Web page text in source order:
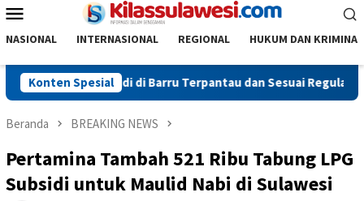
Mobile
NASIONAL INTERNASIONAL REGIONAL HUKUM DAN KRIMINAL
Konten Spesial
Subsidi di Barru Terpantau dan Sesuai Regulasi
Beranda BREAKING NEWS
Pertamina Tambah 521 Ribu Tabung LPG
Subsidi untuk Maulid Nabi di Sulawesi